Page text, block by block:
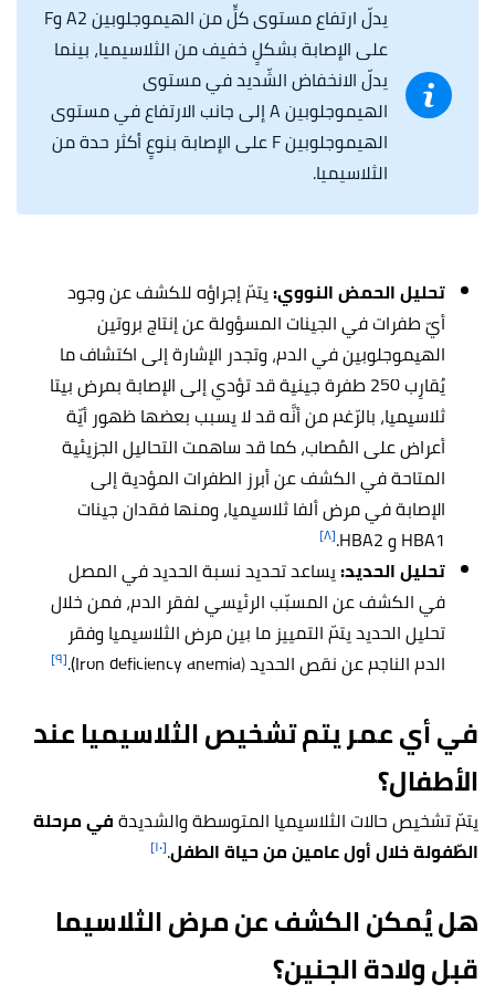
يدلّ ارتفاع مستوى كلٍّ من الهيموجلوبين A2 وF
على الإصابة بشكلٍ خفيف من الثلاسيميا، بينما
يدلّ الانخفاض الشّديد في مستوى
الهيموجلوبين A إلى جانب الارتفاع في مستوى
الهيموجلوبين F على الإصابة بنوعٍ أكثر حدة من
الثلاسيميا.
تحليل الحمض النووي:يتمّ إجراؤه للكشف عن وجود
أيّ طفرات في الجينات المسؤولة عن إنتاج بروتين
الهيموجلوبين في الدم، وتجدر الإشارة إلى اكتشاف ما
يُقارِب 250 طفرة جينية قد تؤدي إلى الإصابة بمرض بيتا
ثلاسيميا، بالرّغم من أنَّه قد لا يسبب بعضها ظهور أيّة
أعراض على المُصاب، كما قد ساهمت التحاليل الجزيئية
المتاحة في الكشف عن أبرز الطفرات المؤدية إلى
الإصابة في مرض ألفا ثلاسيميا، ومنها فقدان جينات
HBA1 و HBA2.
[٨]
تحليل الحديد:يساعد تحديد نسبة الحديد في المصل
في الكشف عن المسبّب الرئيسي لفقر الدم، فمن خلال
تحليل الحديد يتمّ التمييز ما بين مرض الثلاسيميا وفقر
الدم الناجم عن نقص الحديد(
Iron deficiency anemia). [٩]
في أي عمر يتم تشخيص الثلاسيميا عند
الأطفال؟
يتمّ تشخيص حالات الثلاسيميا المتوسطة والشديدةفي مرحلة
الطّفولة خلال أول عامين من حياة الطفل.[١٠]
هل يُمكن الكشف عن مرض الثلاسيما
قبل ولادة الجنين؟